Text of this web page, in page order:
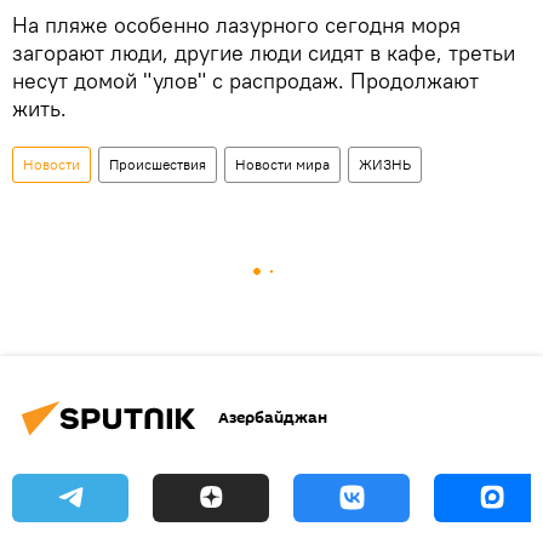
На пляже особенно лазурного сегодня моря
загорают люди, другие люди сидят в кафе, третьи
несут домой "улов" с распродаж. Продолжают
жить.
Новости Происшествия Новости мира ЖИЗНЬ
Азербайджан